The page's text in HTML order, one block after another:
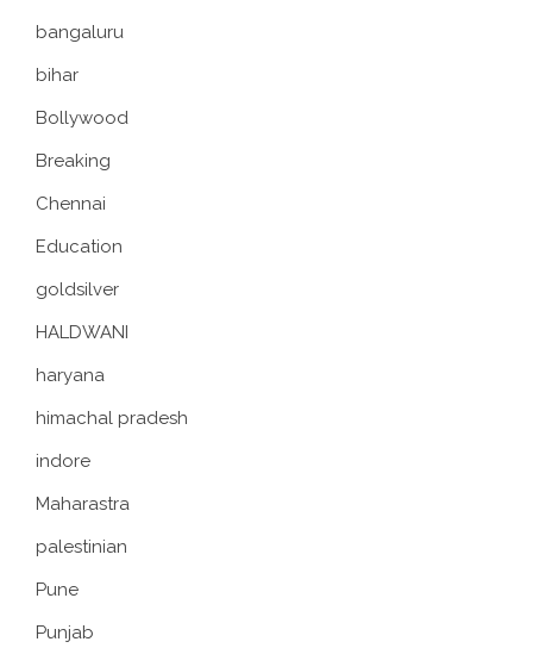
bangaluru
bihar
Bollywood
Breaking
Chennai
Education
goldsilver
HALDWANI
haryana
himachal pradesh
indore
Maharastra
palestinian
Pune
Punjab